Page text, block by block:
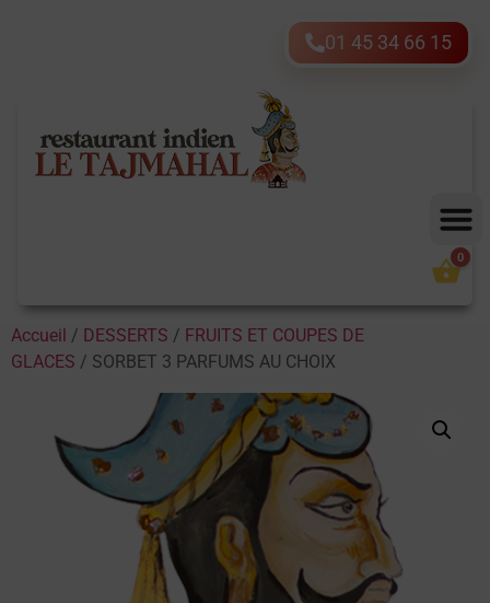
01 45 34 66 15
0
Accueil / DESSERTS / FRUITS ET COUPES DE
GLACES / SORBET 3 PARFUMS AU CHOIX